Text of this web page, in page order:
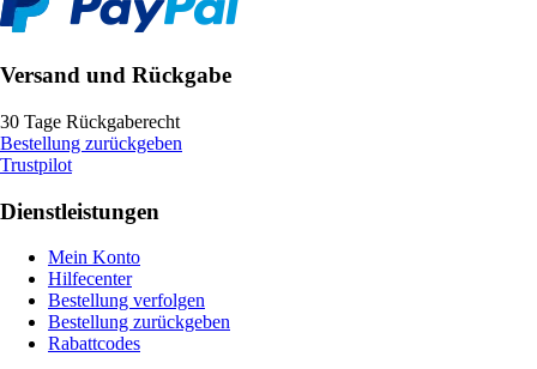
Versand und Rückgabe
30 Tage Rückgaberecht
Bestellung zurückgeben
Trustpilot
Dienstleistungen
Mein Konto
Hilfecenter
Bestellung verfolgen
Bestellung zurückgeben
Rabattcodes